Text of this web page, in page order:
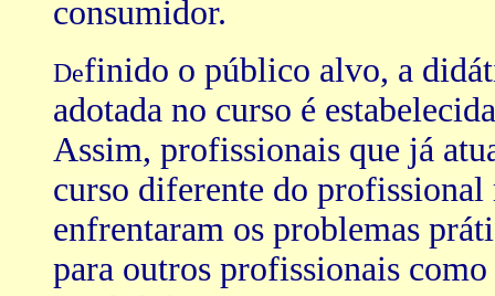
consumidor.
Definido o público alvo, a
adotada no curso é
Assim, profissionais que já
curso diferente do
enfrentaram os problemas
para outros profissionais